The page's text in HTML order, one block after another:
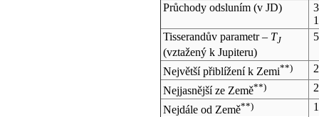
Průchody odsluním (vJD)
Tisserandův parametr – TJ
(vztažený k Jupiteru)
Největší přiblížení k Zemi**)
Nejjasnější ze Země**)
Nejdále od Země**)